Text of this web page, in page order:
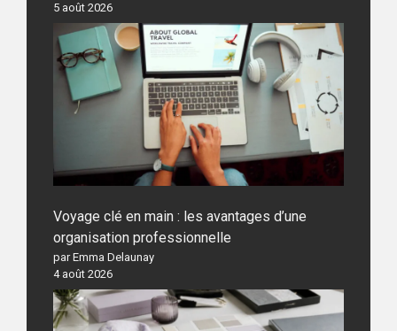
5 août 2026
Voyage clé en main : les avantages d’une
organisation professionnelle
par Emma Delaunay
4 août 2026